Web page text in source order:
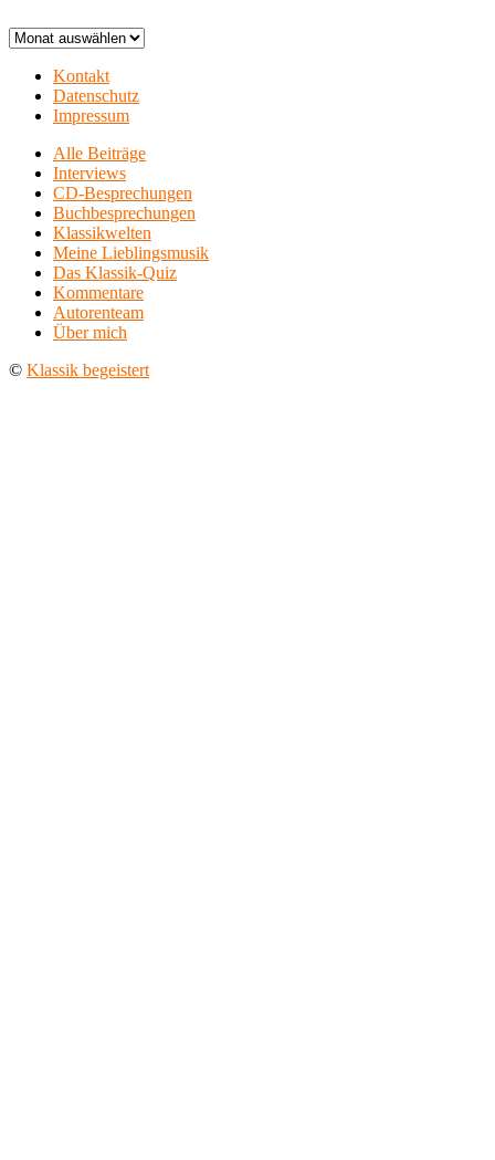
Archiv
Kontakt
Datenschutz
Impressum
Alle Beiträge
Interviews
CD-Besprechungen
Buchbesprechungen
Klassikwelten
Meine Lieblingsmusik
Das Klassik-Quiz
Kommentare
Autorenteam
Über mich
© Klassik begeistert